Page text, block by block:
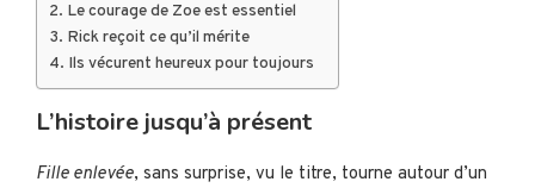
Le courage de Zoe est essentiel
Rick reçoit ce qu’il mérite
Ils vécurent heureux pour toujours
L’histoire jusqu’à présent
Fille enlevée, sans surprise, vu le titre, tourne autour d’un